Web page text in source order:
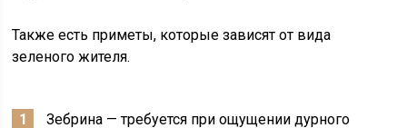
Также есть приметы, которые зависят от вида
зеленого жителя.
Зебрина — требуется при ощущении дурного